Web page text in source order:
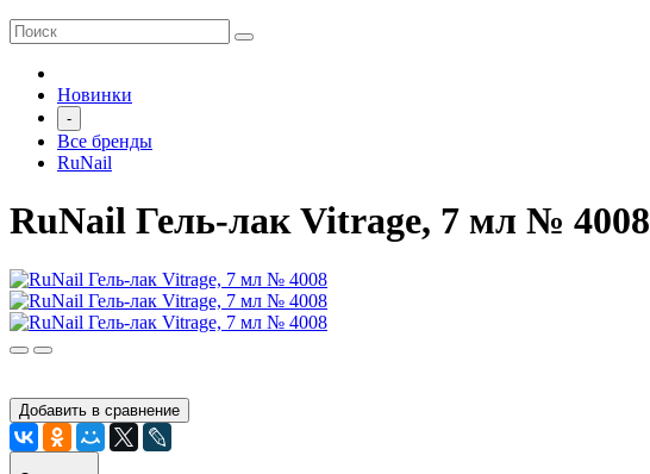
Новинки
-
Все бренды
RuNail
RuNail Гель-лак Vitrage, 7 мл № 4008
Добавить в сравнение